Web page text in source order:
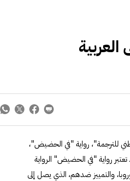
للترجمة"، رواية "في الحضيض"،
تعتبر رواية "في الحضيض" الرواية
والتمييز ضدهم، الذي يصل إلى